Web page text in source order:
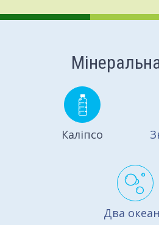
Каліпсо
Два